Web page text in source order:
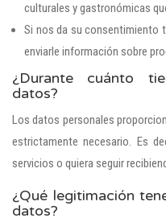
culturales y gastronómicas
Si nos da su consentimiento
enviarle información sobre
¿Durante cuánto
datos?
Los datos personales
estrictamente necesario. Es
servicios o quiera seguir
¿Qué legitimación
datos?